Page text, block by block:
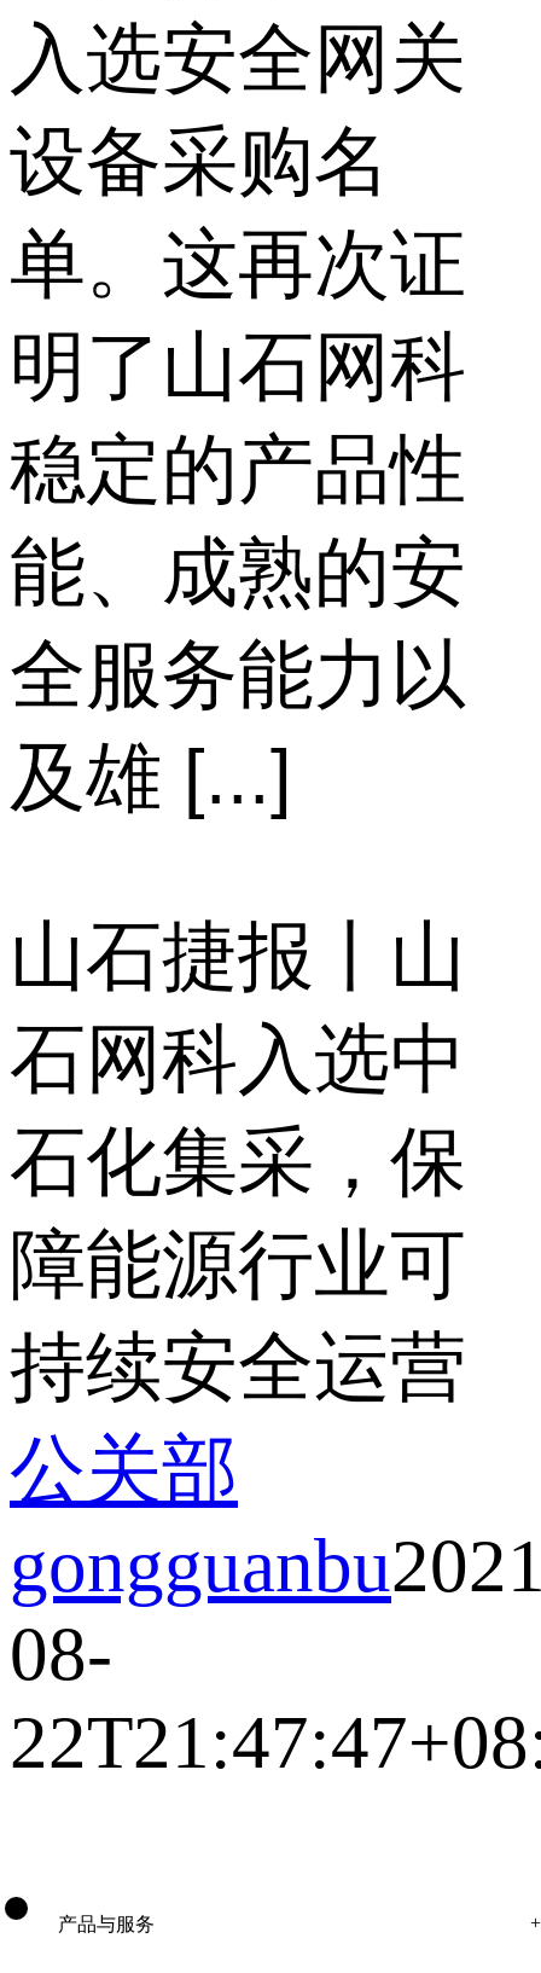
入选安全网关
设备采购名
单。这再次证
明了山石网科
稳定的产品性
能、成熟的安
全服务能力以
及雄 [...]
山石捷报丨山
石网科入选中
石化集采，保
障能源行业可
持续安全运营
公关部
gongguanbu
08-
产品与服务